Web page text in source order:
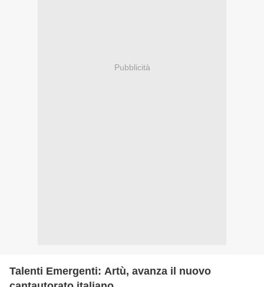
Pubblicità
Talenti Emergenti: Artù, avanza il nuovo